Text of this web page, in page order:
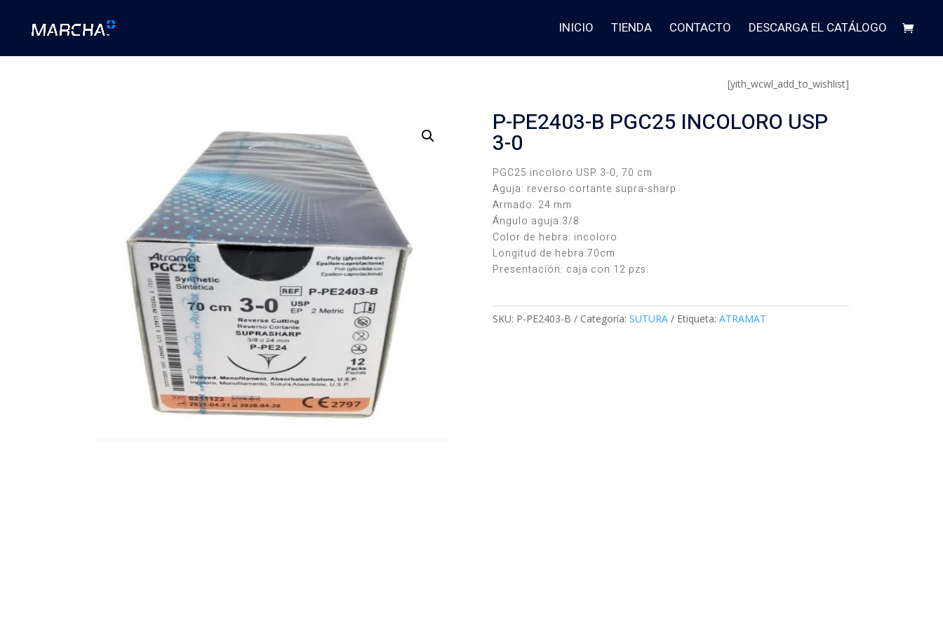
INICIO TIENDA CONTACTO DESCARGA EL CATÁLOGO
[yith_wcwl_add_to_wishlist]
P-PE2403-B PGC25 INCOLORO USP
3-0
PGC25 incoloro USP 3-0, 70 cm
Aguja: reverso cortante supra-sharp
Armado: 24 mm
Ángulo aguja:3/8
Color de hebra: incoloro
Longitud de hebra:70cm
Presentación: caja con 12 pzs.
SKU: P-PE2403-B Categoría: SUTURA Etiqueta: ATRAMAT